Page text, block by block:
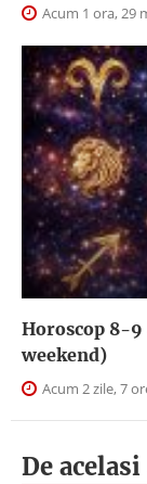
Acum 1 ora, 29
Horoscop 8-
weekend)
Acum 2 zile, 7
De